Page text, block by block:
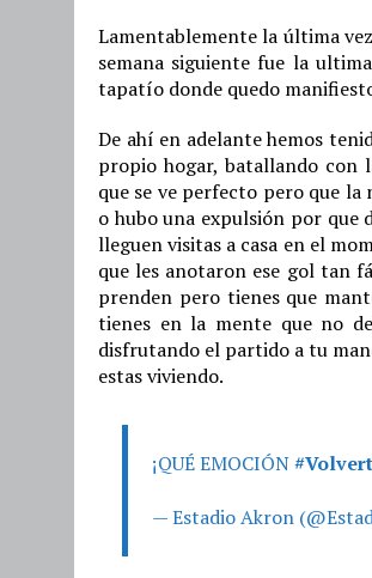
Lamentablemente la última
semana siguiente fue la
tapatío donde quedo
De ahí en adelante hemos
propio hogar, batallando con
que se ve perfecto pero que
o hubo una expulsión por que
lleguen visitas a casa en el
que les anotaron ese gol tan
prenden pero tienes que
tienes en la mente que no
disfrutando el partido a tu
estas viviendo.
¡QUÉ EMOCIÓN
— Estadio Akron